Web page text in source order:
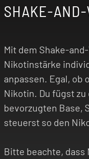
SHAKE-
Mit dem Shake-
Nikotinstärke
anpassen. Egal, ob
Nikotin. Du fügst
bevorzugten Base,
steuerst so den
Bitte beachte,